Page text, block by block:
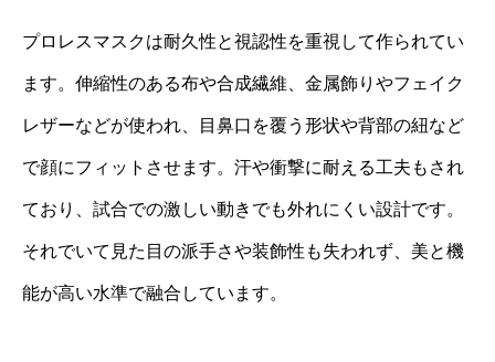
プロレスマスクは耐久性と視認性を重視して作られてい
ます。伸縮性のある布や合成繊維、金属飾りやフェイク
レザーなどが使われ、目鼻口を覆う形状や背部の紐など
で顔にフィットさせます。汗や衝撃に耐える工夫もされ
ており、試合での激しい動きでも外れにくい設計です。
それでいて見た目の派手さや装飾性も失われず、美と機
能が高い水準で融合しています。